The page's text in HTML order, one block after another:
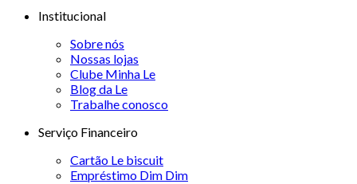
Institucional
Sobre nós
Nossas lojas
Clube Minha Le
Blog da Le
Trabalhe conosco
Serviço Financeiro
Cartão Le biscuit
Empréstimo Dim Dim